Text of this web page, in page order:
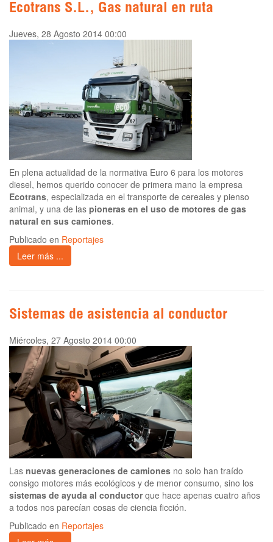
Ecotrans S.L., Gas natural en ruta
Jueves, 28 Agosto 2014 00:00
En plena actualidad de la normativa Euro 6 para los motores
diesel, hemos querido conocer de primera mano la empresa
Ecotrans, especializada en el transporte de cereales y pienso
animal, y una de las pioneras en el uso de motores de gas
natural en sus camiones.
Publicado en Reportajes
Leer más ...
Sistemas de asistencia al conductor
Miércoles, 27 Agosto 2014 00:00
Las nuevas generaciones de camiones no solo han traído
consigo motores más ecológicos y de menor consumo, sino los
sistemas de ayuda al conductorque hace apenas cuatro años
a todos nos parecían cosas de ciencia ficción.
Publicado en Reportajes